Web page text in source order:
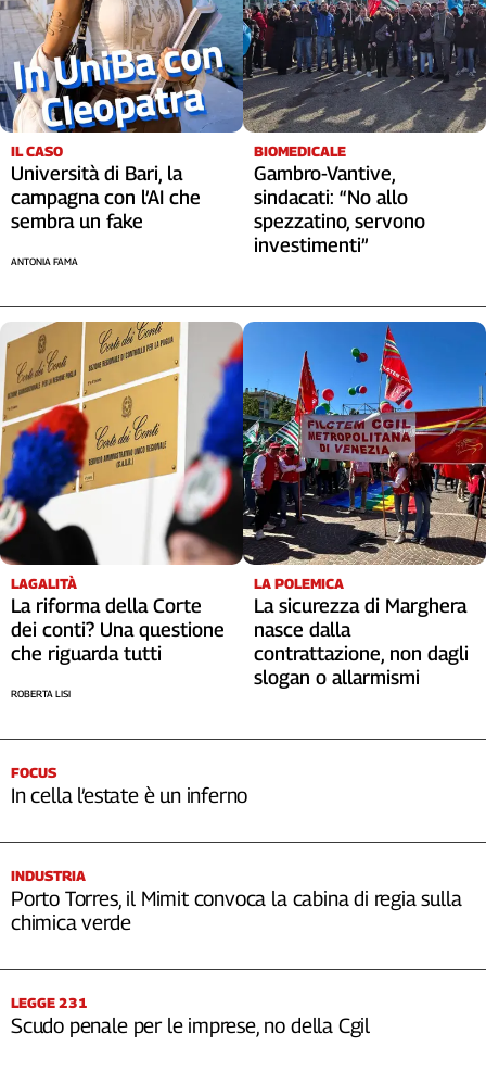
Social
IL CASO
Università di Bari, la
campagna con l’AI che
sembra un fake
ANTONIA FAMA
BIOMEDICALE
Gambro-Vantive,
sindacati: “No allo
spezzatino, servono
investimenti”
LAGALITÀ
La riforma della Corte
dei conti? Una questione
che riguarda tutti
ROBERTA LISI
LA POLEMICA
La sicurezza di Marghera
nasce dalla
contrattazione, non dagli
slogan o allarmismi
FOCUS
In cella l’estate è un inferno
INDUSTRIA
Porto Torres, il Mimit convoca la cabina di regia sulla
chimica verde
LEGGE 231
Scudo penale per le imprese, no della Cgil